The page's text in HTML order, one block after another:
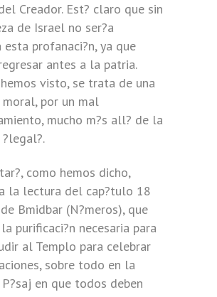
Creador. Est? claro que sin
de Israel no ser?a
esta profanaci?n, ya que
antes a la patria.
visto, se trata de una
moral, por un mal
mucho m?s all? de la
como hemos dicho,
la lectura del cap?tulo 18
Bmidbar (N?meros), que
purificaci?n necesaria para
al Templo para celebrar
sobre todo en la
en que todos deben